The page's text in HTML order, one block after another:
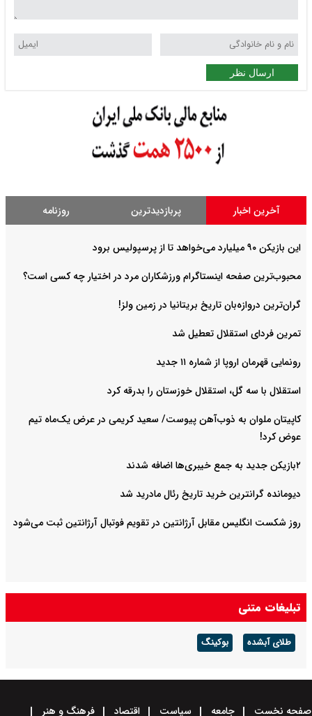
ارسال نظر
آخرین اخبار پربازدیدترین روزنامه
این بازیکن ۹۰ میلیارد می‌خواهد تا از پرسپولیس برود
محبوب‌ترین صفحه اینستاگرام ورزشکاران مرد در اختیار چه کسی است؟
گران‌ترین دروازه‌بان تاریخ بریتانیا در زمین ولز!
تمرین فردای استقلال تعطیل شد
رونمایی قهرمان اروپا از شماره ۱۱ جدید
استقلال با سه گل، استقلال خوزستان را بدرقه کرد
کاپیتان ملوان به ذوب‌آهن پیوست/ سعید کریمی در عرض یک‌ماه تیم
عوض کرد!
۲بازیکن جدید به جمع خیبری‌ها اضافه شدند
دیومانده گرانترین خرید تاریخ رئال مادرید شد
روز شکست انگلیس مقابل آرژانتین در تقویم فوتبال آرژانتین ثبت می‌شود
تبلیغات متنی
طلای آبشده بوکینگ
صفحه نخست جامعه سیاست اقتصاد فرهنگ و هنر